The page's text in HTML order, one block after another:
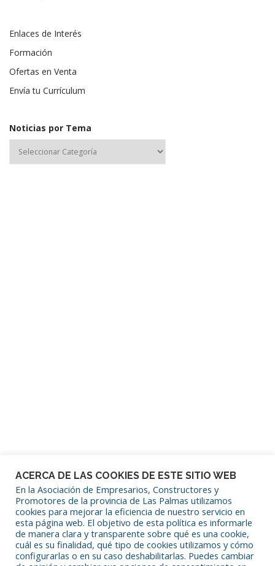
Enlaces de Interés
Formación
Ofertas en Venta
Envía tu Currículum
Noticias por Tema
SÍGUENOS EN REDES SOCIALES
ACERCA DE LAS COOKIES DE ESTE SITIO WEB
En la Asociación de Empresarios, Constructores y
Promotores de la provincia de Las Palmas utilizamos
cookies para mejorar la eficiencia de nuestro servicio en
esta página web. El objetivo de esta política es informarle
de manera clara y transparente sobre qué es una cookie,
cuál es su finalidad, qué tipo de cookies utilizamos y cómo
configurarlas o en su caso deshabilitarlas. Puedes cambiar